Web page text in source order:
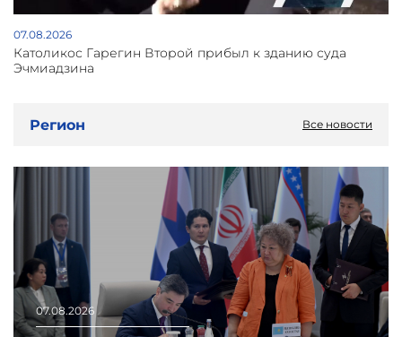
07.08.2026
Католикос Гарегин Второй прибыл к зданию суда
Эчмиадзина
Регион Все новости
07.08.2026